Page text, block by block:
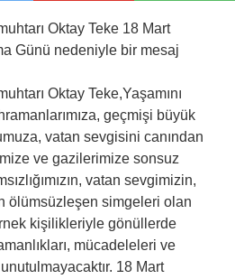
Oktay Teke 18 Mart
Günü nedeniyle bir mesaj
Oktay Teke,Yaşamını
geçmişi büyük
vatan sevgisini canından
ve gazilerimize sonsuz
vatan sevgimizin,
ölümsüzleşen simgeleri olan
kişilikleriyle gönüllerde
mücadeleleri ve
18 Mart